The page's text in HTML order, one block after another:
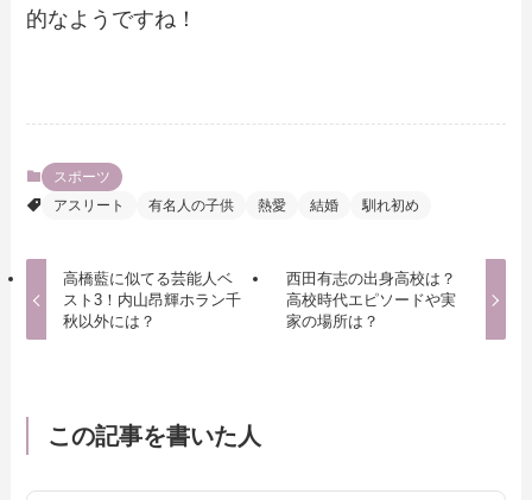
的なようですね！
スポーツ
アスリート
有名人の子供 熱愛 結婚 馴れ初め
高橋藍に似てる芸能人ベ
スト3！内山昂輝ホラン千
秋以外には？
西田有志の出身高校は？
高校時代エピソードや実
家の場所は？
この記事を書いた人